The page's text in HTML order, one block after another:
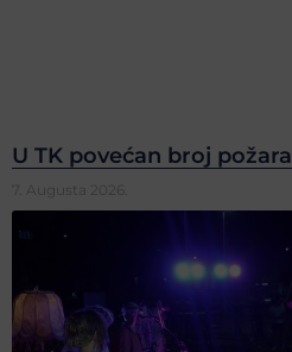
U TK povećan broj požara
7. Augusta 2026.